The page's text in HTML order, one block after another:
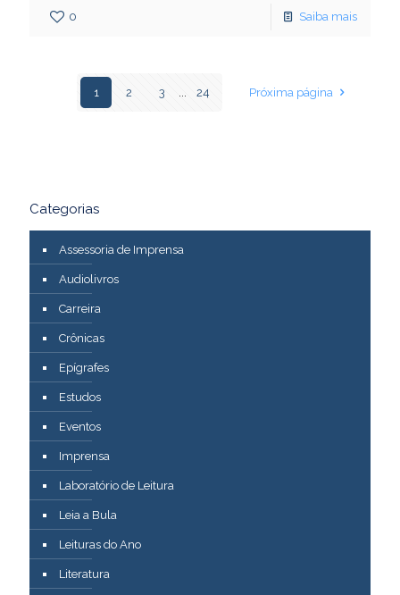
0 Saiba mais
1 2 3 24 Próxima página
Categorias
Assessoria de Imprensa
Audiolivros
Carreira
Crônicas
Epígrafes
Estudos
Eventos
Imprensa
Laboratório de Leitura
Leia a Bula
Leituras do Ano
Literatura